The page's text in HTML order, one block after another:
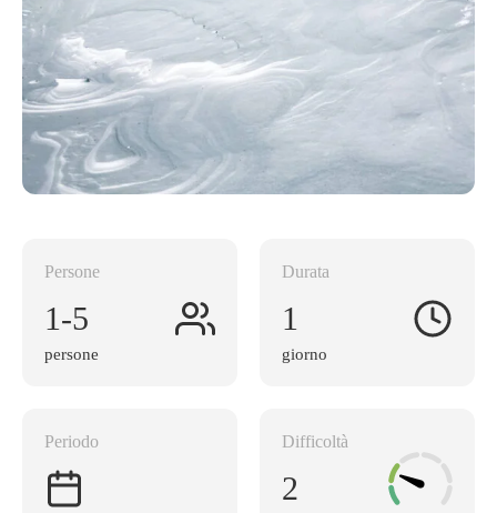
Persone
1-5
persone
Durata
1
giorno
Periodo Difficoltà
2